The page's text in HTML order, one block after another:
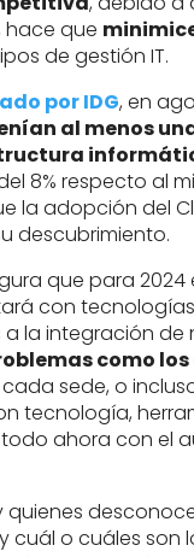
hace que
de gestión IT.
por IDG, en
al menos
8% respecto al
la adopción del
descubrimiento.
que para 2024
con
la integración de
como
sede, o
tecnología,
ahora con el
quienes
y cuál o cuáles son